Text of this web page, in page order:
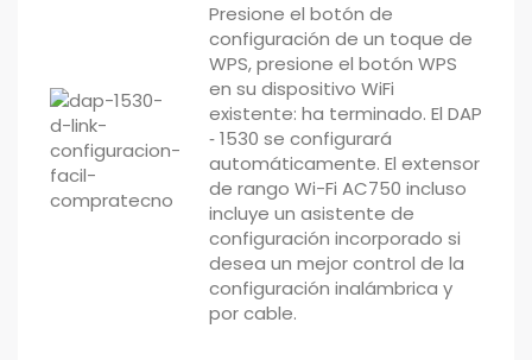
Presione el botón de
configuración de un toque de
WPS, presione el botón WPS
en su dispositivo WiFi
existente: ha terminado. El DAP
‑ 1530 se configurará
automáticamente. El extensor
de rango Wi-Fi AC750 incluso
incluye un asistente de
configuración incorporado si
desea un mejor control de la
configuración inalámbrica y
por cable.